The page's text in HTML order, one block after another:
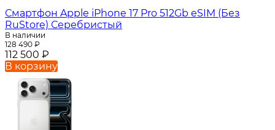
Смартфон Apple iPhone 17 Pro 512Gb eSIM (Без
RuStore) Серебристый
В наличии
128 490 ₽
112 500 ₽
В корзину